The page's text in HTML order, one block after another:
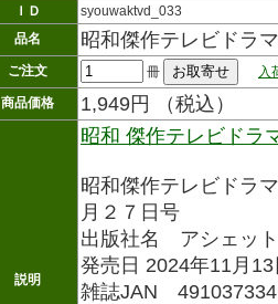
ＩＤ
syouwaktvd_033
品名
昭和傑作テレビドラ
ご注文 冊
入
商品価格
1,949円 （税込）
説明
昭和 傑作テレビド
昭和傑作テレビドラ
月２７日号
出版社名 アシェッ
発売日 2024年11月13
雑誌JAN